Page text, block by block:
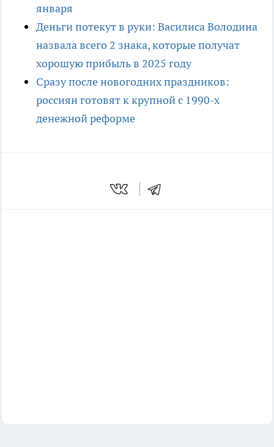
января
Деньги потекут в руки: Василиса Володина
назвала всего 2 знака, которые получат
хорошую прибыль в 2025 году
Сразу после новогодних праздников:
россиян готовят к крупной с 1990-х
денежной реформе